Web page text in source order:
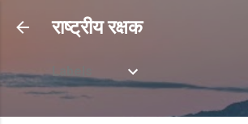
सीधे मुख्य सामग्री पर जाएं
राष्ट्रीय रक्षक
Labels